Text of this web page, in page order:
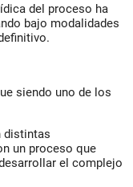
del proceso ha
bajo modalidades
siendo uno de los
distintas
un proceso que
el complejo